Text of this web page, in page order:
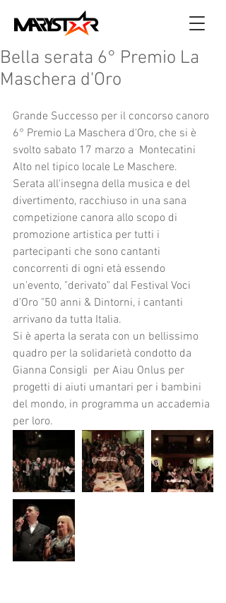
Bella serata 6° Premio La
Maschera d'Oro
Grande Successo per il concorso canoro
6° Premio La Maschera d'Oro, che si è
svolto sabato 17 marzo a  Montecatini
Alto nel tipico locale Le Maschere.
Serata all'insegna della musica e del
divertimento, racchiuso in una sana
competizione canora allo scopo di
promozione artistica per tutti i
partecipanti che sono cantanti
concorrenti di ogni età essendo
un'evento, "derivato" dal Festival Voci
d'Oro "50 anni & Dintorni, i cantanti
arrivano da tutta Italia.
Si è aperta la serata con un bellissimo
quadro per la solidarietà condotto da
Gianna Consigli  per Aiau Onlus per
progetti di aiuti umantari per i bambini
del mondo, in programma un accademia
per loro.